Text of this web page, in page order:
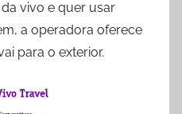
vivo e quer usar
a operadora oferece
para o exterior.